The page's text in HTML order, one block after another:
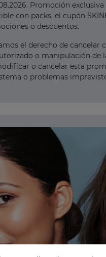
Promoción
con packs, el cupón
o descuentos.
el derecho de cancelar
o manipulación de
o cancelar esta
o problemas